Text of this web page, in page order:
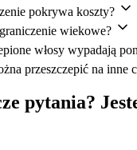
pokrywa koszty?
wiekowe?
włosy wypadają
przeszczepić na inne
pytania?